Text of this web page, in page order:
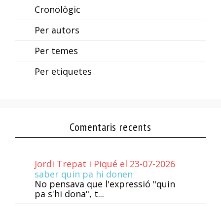
Cronològic
Per autors
Per temes
Per etiquetes
Comentaris recents
Jordi Trepat i Piqué el 23-07-2026
saber quin pa hi donen
No pensava que l'expressió "quin
pa s'hi dona", t...